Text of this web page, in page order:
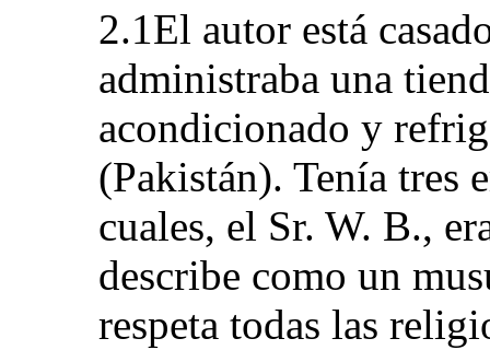
2.1El autor está
administraba una
acondicionado y
(Pakistán). Tenía tres
cuales, el Sr. W. B.,
describe como un
respeta todas las